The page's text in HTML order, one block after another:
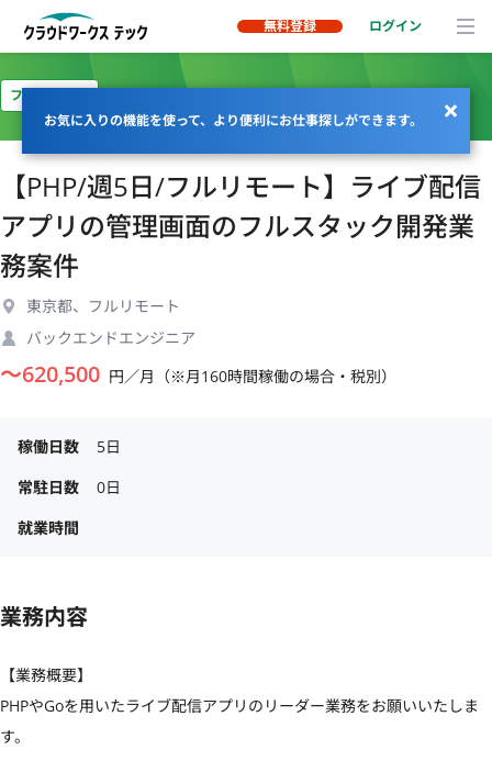
無料登録 ログイン
お気に入りの機能を使って、より便利にお仕事探しができます。
フルリモート
【PHP/週5日/フルリモート】ライブ配信
アプリの管理画面のフルスタック開発業
務案件
東京都、フルリモート
バックエンドエンジニア
〜620,500 円／月（※月160時間稼働の場合・税別）
稼働日数
5日
常駐日数
0日
就業時間
業務内容
【業務概要】
PHPやGoを用いたライブ配信アプリのリーダー業務をお願いいたしま
す。